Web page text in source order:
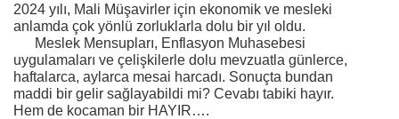
2024 yılı, Mali Müşavirler için ekonomik ve mesleki
anlamda çok yönlü zorluklarla dolu bir yıl oldu.
Meslek Mensupları, Enflasyon Muhasebesi
uygulamaları ve çelişkilerle dolu mevzuatla günlerce,
haftalarca, aylarca mesai harcadı. Sonuçta bundan
maddi bir gelir sağlayabildi mi? Cevabı tabiki hayır.
Hem de kocaman bir HAYIR….